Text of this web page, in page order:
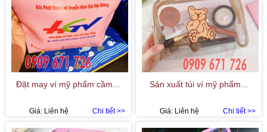
Đặt may ví mỹ phẩm cầm...
Chi tiết >>
Giá: Liên hệ
Sản xuất túi ví mỹ phẩm...
Chi tiết >>
Giá: Liên hệ